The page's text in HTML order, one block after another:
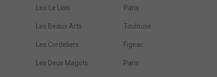
Leo Le Lion Paris
Les Beaux Arts Toulouse
Les Cordeliers Figeac
Les Deux Magots Paris